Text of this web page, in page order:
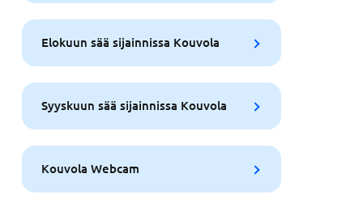
Elokuun sää sijainnissa Kouvola
Syyskuun sää sijainnissa Kouvola
Kouvola Webcam